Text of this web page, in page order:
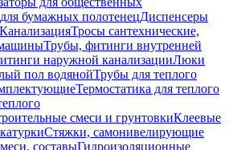
бумажных полотенецДиспенсеры
КанализацияТросы сантехнические,
Трубы, фитинги внутренней
наружной канализацииЛюки
пол водянойТрубы для теплого
Термостатика для теплого
смеси и грунтовкиКлеевые
Стяжки, самонивелирующие
составыГидроизоляционные